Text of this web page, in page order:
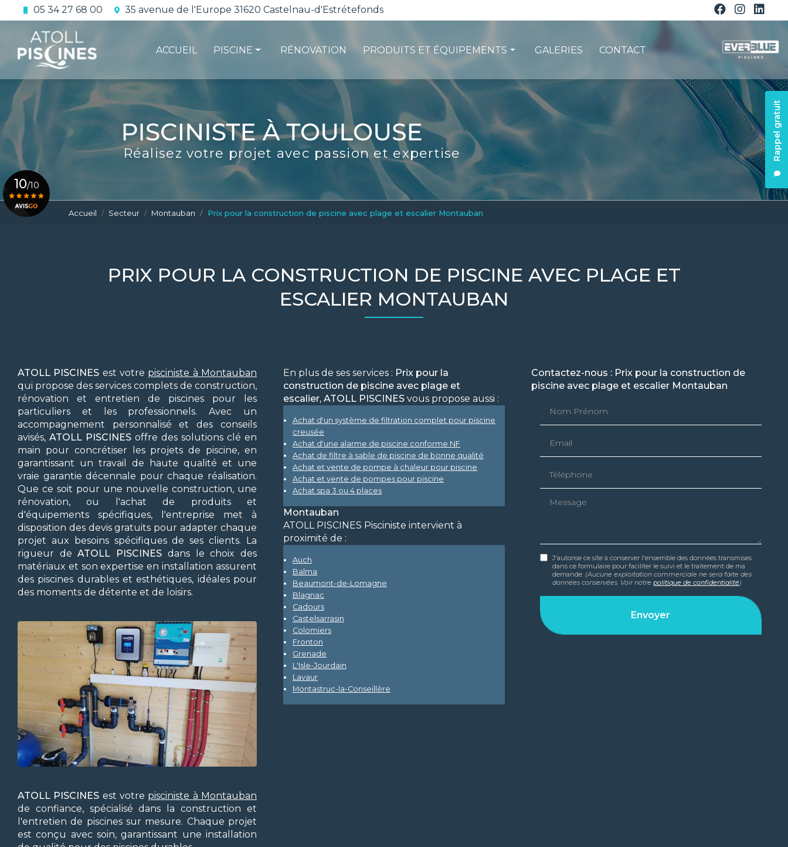
au
contenu
principal
05 34 27 68 00 35 avenue de l'Europe 31620 Castelnau-d'Estrétefonds
Rappel gratuit
ACCUEIL PISCINE
L'étanchéité
La conformité
Le contrat d'entretien
RÉNOVATION PRODUITS ET ÉQUIPEMENTS
Les pompes à chaleur
La filtration
Les robots piscines
Volets et sécurité
La stérilisation
Les abris
Spas-Balnéo
GALERIES CONTACT
Réalisez votre projet avec passion et expertise
10/10
Accueil Secteur Montauban Prix pour la construction de piscine avec plage et escalier Montauban
PRIX POUR LA CONSTRUCTION DE PISCINE AVEC PLAGE ET
ESCALIER MONTAUBAN
ATOLL PISCINES est votre pisciniste à Montauban
qui propose des services complets de construction,
rénovation et entretien de piscines pour les
particuliers et les professionnels. Avec un
accompagnement personnalisé et des conseils
avisés, ATOLL PISCINES offre des solutions clé en
main pour concrétiser les projets de piscine, en
garantissant un travail de haute qualité et une
vraie garantie décennale pour chaque réalisation.
Que ce soit pour une nouvelle construction, une
rénovation, ou l'achat de produits et
d'équipements spécifiques, l'entreprise met à
disposition des devis gratuits pour adapter chaque
projet aux besoins spécifiques de ses clients. La
rigueur deATOLL PISCINES dans le choix des
matériaux et son expertise en installation assurent
des piscines durables et esthétiques, idéales pour
des moments de détente et de loisirs.
ATOLL PISCINES est votre pisciniste à Montauban
de confiance, spécialisé dans la construction et
l'entretien de piscines sur mesure. Chaque projet
est conçu avec soin, garantissant une installation
En plus de ses services : Prix pour la
construction de piscine avec plage et
escalier, ATOLL PISCINESvous propose aussi :
Achat d'un système de filtration complet pour piscine
creusée
Achat d'une alarme de piscine conforme NF
Achat de filtre à sable de piscine de bonne qualité
Achat et vente de pompe à chaleur pour piscine
Achat et vente de pompes pour piscine
Achat spa 3 ou 4 places
Montauban
ATOLL PISCINES Pisciniste intervient à
proximité de :
Auch
Balma
Beaumont-de-Lomagne
Blagnac
Cadours
Castelsarrasin
Colomiers
Fronton
Grenade
L'Isle-Jourdain
Lavaur
Montastruc-la-Conseillère
Contactez-nous : Prix pour la construction de
piscine avec plage et escalier Montauban
Message
J'autorise ce site à conserver l'ensemble des données transmises
dans ce formulaire pour faciliter le suivi et le traitement de ma
demande. (Aucune exploitation commerciale ne sera faite des
données conservées. Voir notre politique de confidentialité)